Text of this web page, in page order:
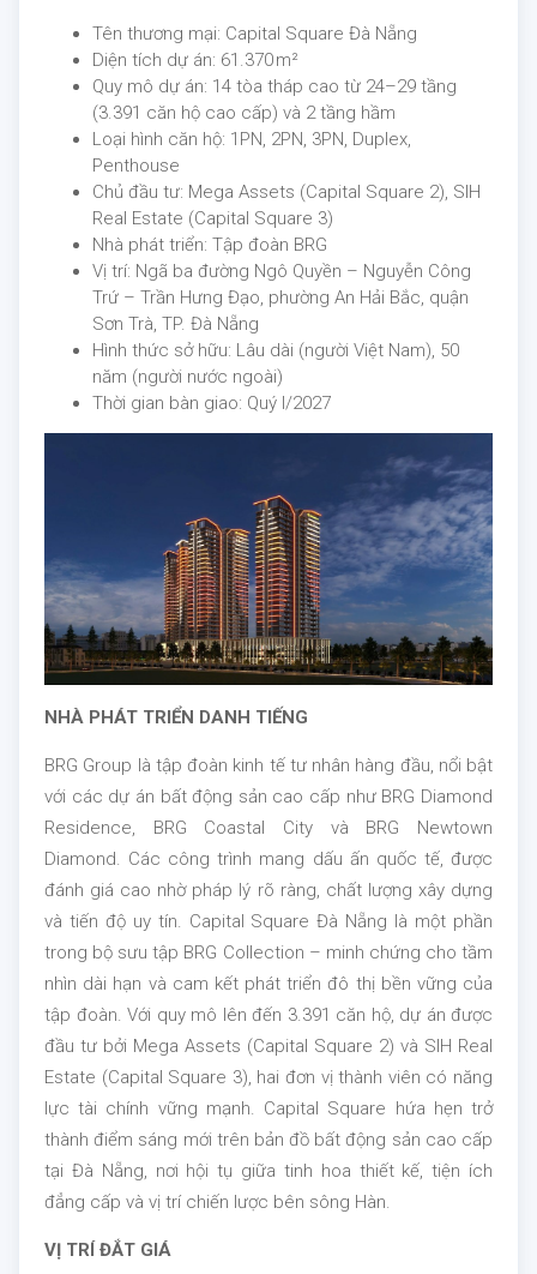
Tên thương mại: Capital Square Đà Nẵng
Diện tích dự án: 61.370 m²
Quy mô dự án: 14 tòa tháp cao từ 24–29 tầng
(3.391 căn hộ cao cấp) và 2 tầng hầm
Loại hình căn hộ: 1PN, 2PN, 3PN, Duplex,
Penthouse
Chủ đầu tư: Mega Assets (Capital Square 2), SIH
Real Estate (Capital Square 3)
Nhà phát triển: Tập đoàn BRG
Vị trí: Ngã ba đường Ngô Quyền – Nguyễn Công
Trứ – Trần Hưng Đạo, phường An Hải Bắc, quận
Sơn Trà, TP. Đà Nẵng
Hình thức sở hữu: Lâu dài (người Việt Nam), 50
năm (người nước ngoài)
Thời gian bàn giao: Quý I/2027
NHÀ PHÁT TRIỂN DANH TIẾNG
BRG Group là tập đoàn kinh tế tư nhân hàng đầu, nổi bật
với các dự án bất động sản cao cấp như BRG Diamond
Residence, BRG Coastal City và BRG Newtown
Diamond. Các công trình mang dấu ấn quốc tế, được
đánh giá cao nhờ pháp lý rõ ràng, chất lượng xây dựng
và tiến độ uy tín. Capital Square Đà Nẵng là một phần
trong bộ sưu tập BRG Collection – minh chứng cho tầm
nhìn dài hạn và cam kết phát triển đô thị bền vững của
tập đoàn. Với quy mô lên đến 3.391 căn hộ, dự án được
đầu tư bởi Mega Assets (Capital Square 2) và SIH Real
Estate (Capital Square 3), hai đơn vị thành viên có năng
lực tài chính vững mạnh. Capital Square hứa hẹn trở
thành điểm sáng mới trên bản đồ bất động sản cao cấp
tại Đà Nẵng, nơi hội tụ giữa tinh hoa thiết kế, tiện ích
đẳng cấp và vị trí chiến lược bên sông Hàn.
VỊ TRÍ ĐẮT GIÁ